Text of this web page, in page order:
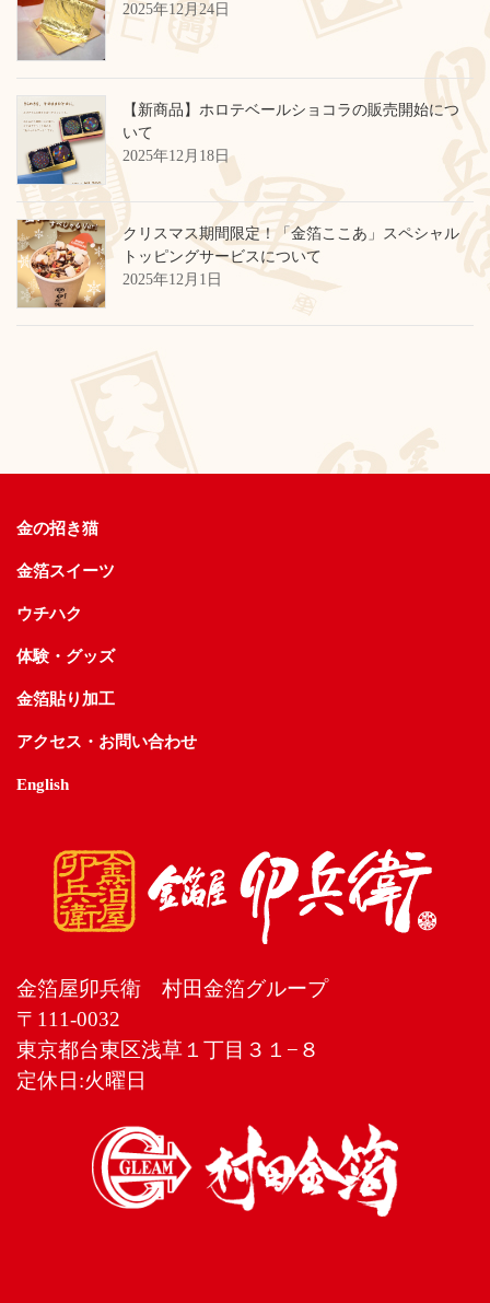
2025年12月24日
【新商品】ホロテベールショコラの販売開始につ
いて
2025年12月18日
クリスマス期間限定！「金箔ここあ」スペシャル
トッピングサービスについて
2025年12月1日
金の招き猫
金箔スイーツ
ウチハク
体験・グッズ
金箔貼り加工
アクセス・お問い合わせ
English
金箔屋卯兵衛 村田金箔グループ
〒111-0032
東京都台東区浅草１丁目３１−８
定休日:火曜日